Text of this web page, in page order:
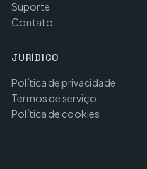
Suporte
Contato
JURÍDICO
Política de privacidade
Termos de serviço
Política de cookies